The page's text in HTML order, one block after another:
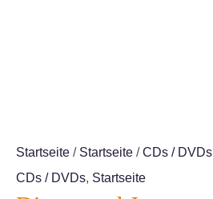
Startseite / Startseite /CDs / DVDs
CDs / DVDs, Startseite